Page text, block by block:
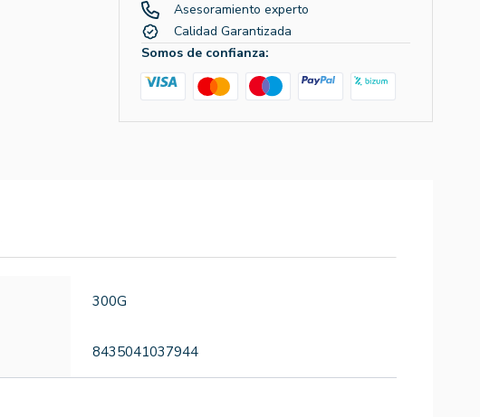
Asesoramiento experto
Calidad Garantizada
Somos de confianza:
300G
8435041037944